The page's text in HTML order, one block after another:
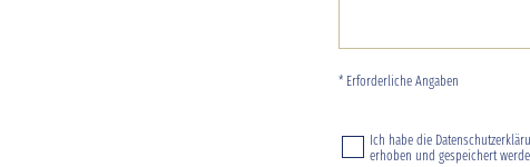
* Erforderliche Angaben
Ich habe die
erhoben und gespeichert